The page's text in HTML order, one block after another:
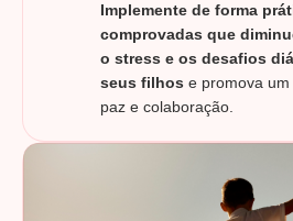
Implemente de forma
comprovadas que
o stress e os desafios
seus filhos e promova
paz e colaboração.